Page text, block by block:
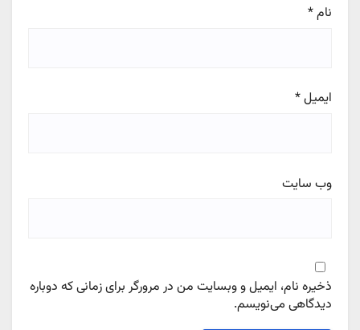
نام*
ایمیل*
وب‌ سایت
ذخیره نام، ایمیل و وبسایت من در مرورگر برای زمانی که دوباره
دیدگاهی می‌نویسم.